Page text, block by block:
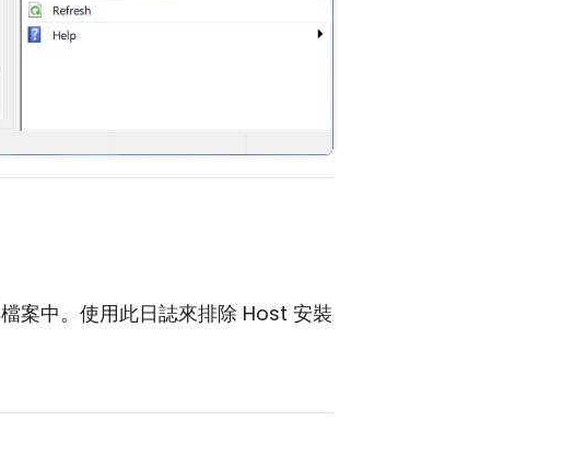
檔案中。使用此日誌來排除 Host 安裝